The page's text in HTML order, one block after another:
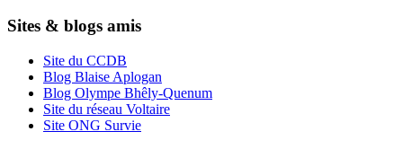
Sites & blogs amis
Site du CCDB
Blog Blaise Aplogan
Blog Olympe Bhêly-Quenum
Site du réseau Voltaire
Site ONG Survie